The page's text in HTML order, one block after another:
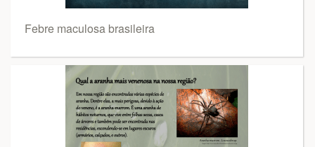
Febre maculosa brasileira